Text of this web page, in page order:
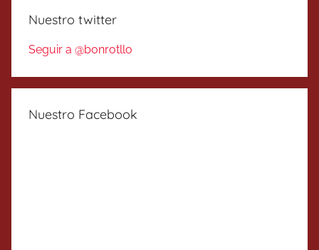
Nuestro twitter
Seguir a @bonrotllo
Nuestro Facebook